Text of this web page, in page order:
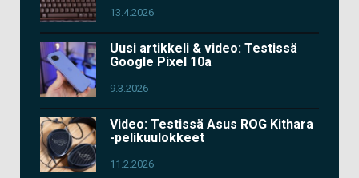
13.4.2026
Uusi artikkeli & video: Testissä
Google Pixel 10a
9.3.2026
Video: Testissä Asus ROG Kithara
-pelikuulokkeet
11.2.2026